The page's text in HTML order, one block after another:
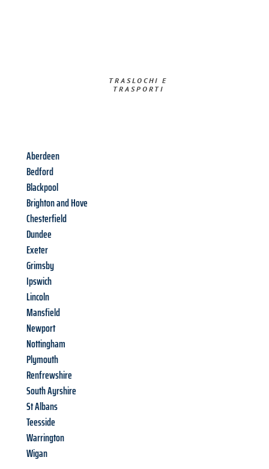
TRASLOCHI E
TRASPORTI​
Aberdeen
Bedford
Blackpool
Brighton and Hove
Chesterfield
Dundee
Exeter
Grimsby
Ipswich
Lincoln
Mansfield
Newport
Nottingham
Plymouth
Renfrewshire
South Ayrshire
St Albans
Teesside
Warrington
Wigan